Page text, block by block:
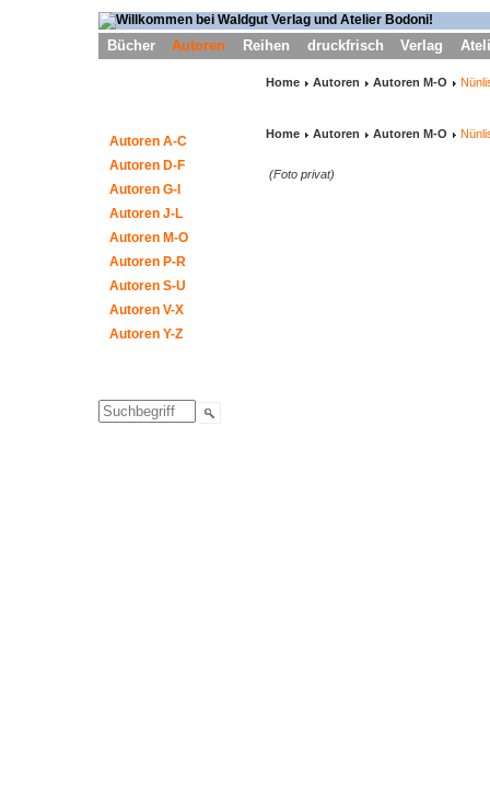
Bücher Autoren Reihen druckfrisch Verlag
Autoren A-C
Autoren D-F
Autoren G-I
Autoren J-L
Autoren M-O
Autoren P-R
Autoren S-U
Autoren V-X
Autoren Y-Z
Home Autoren Autoren M-O
Home Autoren Autoren M-O
(Foto privat)